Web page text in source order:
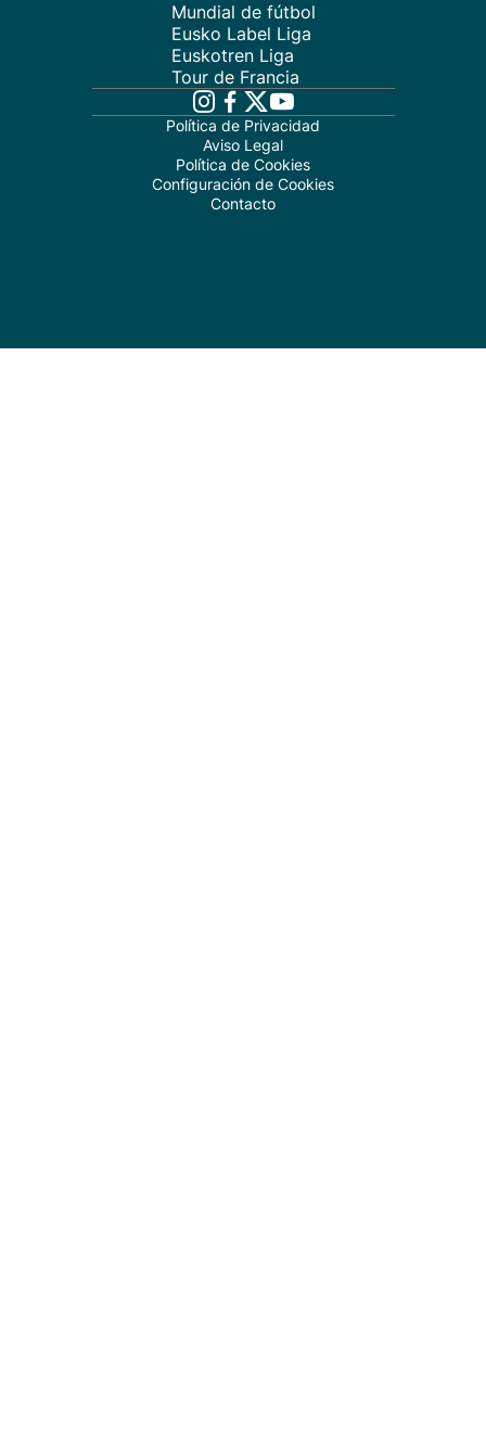
Mundial de fútbol
Eusko Label Liga
Euskotren Liga
Tour de Francia
Política de Privacidad
Aviso Legal
Política de Cookies
Configuración de Cookies
Contacto